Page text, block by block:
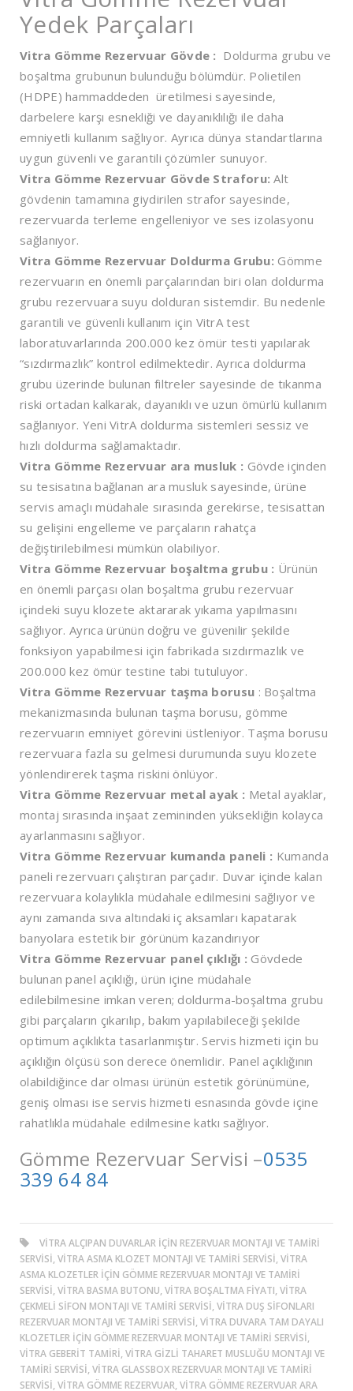
Yedek Parçaları
Vitra Gömme Rezervuar Gövde : Doldurma grubu ve
boşaltma grubunun bulunduğu bölümdür. Polietilen
(HDPE) hammaddeden üretilmesi sayesinde,
darbelere karşı esnekliği ve dayanıklılığı ile daha
emniyetli kullanım sağlıyor. Ayrıca dünya standartlarına
uygun güvenli ve garantili çözümler sunuyor.
Vitra Gömme Rezervuar Gövde Straforu: Alt
gövdenin tamamına giydirilen strafor sayesinde,
rezervuarda terleme engelleniyor ve ses izolasyonu
sağlanıyor.
Vitra Gömme Rezervuar Doldurma Grubu: Gömme
rezervuarın en önemli parçalarından biri olan doldurma
grubu rezervuara suyu dolduran sistemdir. Bu nedenle
garantili ve güvenli kullanım için VitrA test
laboratuvarlarında 200.000 kez ömür testi yapılarak
“sızdırmazlık” kontrol edilmektedir. Ayrıca doldurma
grubu üzerinde bulunan filtreler sayesinde de tıkanma
riski ortadan kalkarak, dayanıklı ve uzun ömürlü kullanım
sağlanıyor. Yeni VitrA doldurma sistemleri sessiz ve
hızlı doldurma sağlamaktadır.
Vitra Gömme Rezervuar ara musluk : Gövde içinden
su tesisatına bağlanan ara musluk sayesinde, ürüne
servis amaçlı müdahale sırasında gerekirse, tesisattan
su gelişini engelleme ve parçaların rahatça
değiştirilebilmesi mümkün olabiliyor.
Vitra Gömme Rezervuar boşaltma grubu : Ürünün
en önemli parçası olan boşaltma grubu rezervuar
içindeki suyu klozete aktararak yıkama yapılmasını
sağlıyor. Ayrıca ürünün doğru ve güvenilir şekilde
fonksiyon yapabilmesi için fabrikada sızdırmazlık ve
200.000 kez ömür testine tabi tutuluyor.
Vitra Gömme Rezervuar taşma borusu : Boşaltma
mekanizmasında bulunan taşma borusu, gömme
rezervuarın emniyet görevini üstleniyor. Taşma borusu
rezervuara fazla su gelmesi durumunda suyu klozete
yönlendirerek taşma riskini önlüyor.
Vitra Gömme Rezervuar metal ayak : Metal ayaklar,
montaj sırasında inşaat zemininden yüksekliğin kolayca
ayarlanmasını sağlıyor.
Vitra Gömme Rezervuar kumanda paneli : Kumanda
paneli rezervuarı çalıştıran parçadır. Duvar içinde kalan
rezervuara kolaylıkla müdahale edilmesini sağlıyor ve
aynı zamanda sıva altındaki iç aksamları kapatarak
banyolara estetik bir görünüm kazandırıyor
Vitra Gömme Rezervuar panel çıklığı : Gövdede
bulunan panel açıklığı, ürün içine müdahale
edilebilmesine imkan veren; doldurma-boşaltma grubu
gibi parçaların çıkarılıp, bakım yapılabileceği şekilde
optimum açıklıkta tasarlanmıştır. Servis hizmeti için bu
açıklığın ölçüsü son derece önemlidir. Panel açıklığının
olabildiğince dar olması ürünün estetik görünümüne,
geniş olması ise servis hizmeti esnasında gövde içine
rahatlıkla müdahale edilmesine katkı sağlıyor.
Gömme Rezervuar Servisi –0535
339 64 84
VITRA ALÇIPAN DUVARLAR IÇIN REZERVUAR MONTAJI VE TAMIRI
SERVISI, VITRA ASMA KLOZET MONTAJI VE TAMIRI SERVISI, VITRA
ASMA KLOZETLER IÇIN GÖMME REZERVUAR MONTAJI VE TAMIRI
SERVISI, VITRA BASMA BUTONU, VITRA BOŞALTMA FIYATI, VITRA
ÇEKMELI SIFON MONTAJI VE TAMIRI SERVISI, VITRA DUŞ SIFONLARI
REZERVUAR MONTAJI VE TAMIRI SERVISI, VITRA DUVARA TAM DAYALI
KLOZETLER IÇIN GÖMME REZERVUAR MONTAJI VE TAMIRI SERVISI,
VITRA GEBERIT TAMIRI, VITRA GIZLI TAHARET MUSLUĞU MONTAJI VE
TAMIRI SERVISI, VITRA GLASSBOX REZERVUAR MONTAJI VE TAMIRI
SERVISI, VITRA GÖMME REZERVUAR, VITRA GÖMME REZERVUAR ARA